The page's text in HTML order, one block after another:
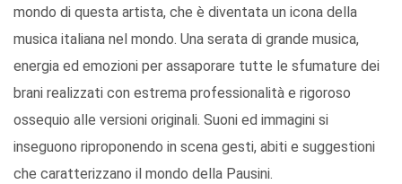
mondo di questa artista, che è diventata un icona della
musica italiana nel mondo. Una serata di grande musica,
energia ed emozioni per assaporare tutte le sfumature dei
brani realizzati con estrema professionalità e rigoroso
ossequio alle versioni originali. Suoni ed immagini si
inseguono riproponendo in scena gesti, abiti e suggestioni
che caratterizzano il mondo della Pausini.